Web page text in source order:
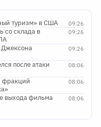
09:26
туризм» в США
09:26
со склада в
09:26
08:06
после атаки
08:06
фракций
08:06
выхода фильма